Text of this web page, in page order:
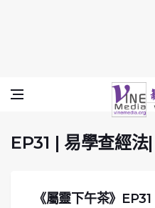
EP31 | 易學查經法|
Vine Media
葡萄樹傳媒
EP31 | 易學查經法
《屬靈下午茶》